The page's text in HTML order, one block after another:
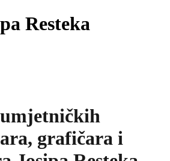
Resteka
grafičara i